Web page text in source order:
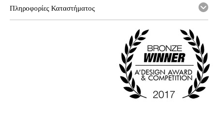
Πληροφορίες Καταστήματος